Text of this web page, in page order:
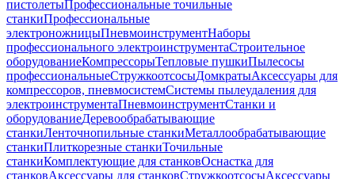
пистолетыПрофессиональные точильные
станкиПрофессиональные
электроножницыПневмоинструментНаборы
профессионального электроинструментаСтроительное
оборудованиеКомпрессорыТепловые пушкиПылесосы
профессиональныеСтружкоотсосыДомкратыАксессуары для
компрессоров, пневмосистемСистемы пылеудаления для
электроинструментаПневмоинструментСтанки и
оборудованиеДеревообрабатывающие
станкиЛенточнопильные станкиМеталлообрабатывающие
станкиПлиткорезные станкиТочильные
станкиКомплектующие для станковОснастка для
станковАксессуары для станковСтружкоотсосыАксессуары